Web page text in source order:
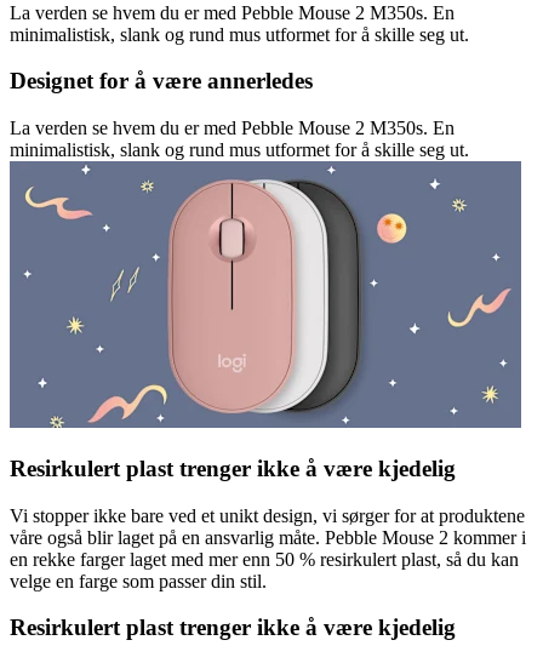
La verden se hvem du er med Pebble Mouse 2 M350s. En
minimalistisk, slank og rund mus utformet for å skille seg ut.
Designet for å være annerledes
La verden se hvem du er med Pebble Mouse 2 M350s. En
minimalistisk, slank og rund mus utformet for å skille seg ut.
Resirkulert plast trenger ikke å være kjedelig
Vi stopper ikke bare ved et unikt design, vi sørger for at produktene
våre også blir laget på en ansvarlig måte. Pebble Mouse 2 kommer i
en rekke farger laget med mer enn 50 % resirkulert plast, så du kan
velge en farge som passer din stil.
Resirkulert plast trenger ikke å være kjedelig